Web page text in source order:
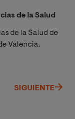
de la Salud
de la Salud de
Valencia.
SIGUIENTE